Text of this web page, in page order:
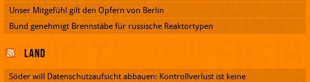
Unser Mitgefühl gilt den Opfern von Berlin
Bund genehmigt Brennstäbe für russische Reaktortypen
Land
Söder will Datenschutzaufsicht abbauen: Kontrollverlust ist keine